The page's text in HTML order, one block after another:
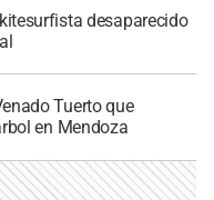
desaparecido
Tuerto que
en Mendoza